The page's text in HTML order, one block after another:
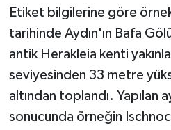
Etiket bilgilerine göre
tarihinde Aydın'ın Bafa
antik Herakleia kenti
seviyesinden 33 metre
altından toplandı. Yapılan
sonucunda örneğin